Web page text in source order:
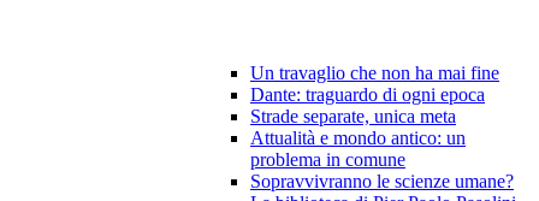
Un travaglio che non ha mai fine
Dante: traguardo di ogni epoca
Strade separate, unica meta
Attualità e mondo antico: un
problema in comune
Sopravvivranno le scienze umane?